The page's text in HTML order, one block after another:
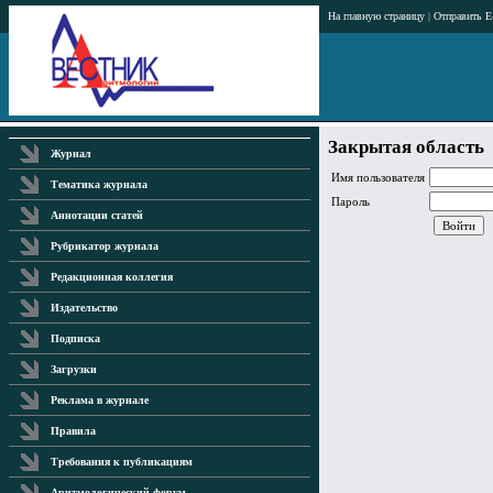
На главную страницу | Отправить
Журнал
Тематика журнала
Аннотации статей
Рубрикатор журнала
Редакционная коллегия
Издательство
Подписка
Загрузки
Реклама в журнале
Правила
Требования к публикациям
Закрытая область
Имя пользователя
Пароль